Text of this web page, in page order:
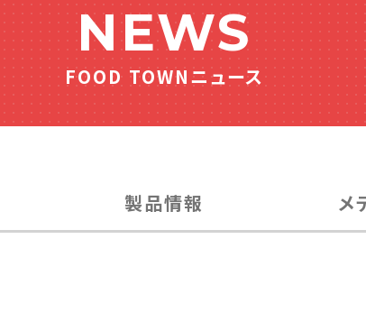
NEWS
FOOD TOWNニュース
製品情報 メ